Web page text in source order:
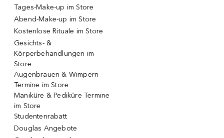
Tages-Make-up im Store
Abend-Make-up im Store
Kostenlose Rituale im Store
Gesichts- &
Körperbehandlungen im
Store
Augenbrauen & Wimpern
Termine im Store
Maniküre & Pediküre Termine
im Store
Studentenrabatt
Douglas Angebote